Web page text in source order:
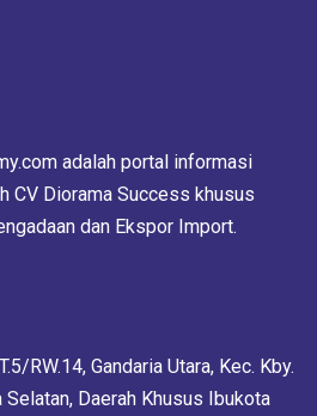
adalah portal informasi
CV Diorama Success khusus
dan Ekspor Import.
RW.14, Gandaria Utara, Kec. Kby.
Selatan, Daerah Khusus Ibukota